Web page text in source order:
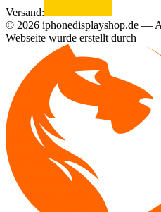
Versand:
© 2026 iphonedisplayshop.de —
Webseite wurde erstellt durch